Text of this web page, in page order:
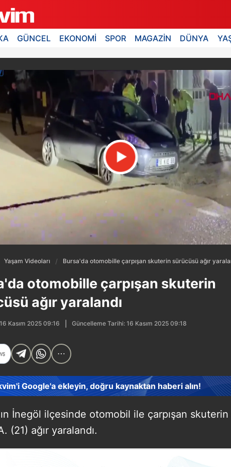
GÜNCEL EKONOMİ SPOR MAGAZİN DÜNYA
Yaşam Videoları Bursa'da otomobille çarpışan skuterin sürücüsü ağır
otomobille çarpışan skuterin
ağır yaralandı
Kasım 2025 09:16 Güncelleme Tarihi: 16 Kasım 2025 09:18
Google'a ekleyin, doğru kaynaktan haberi alın!
İnegöl ilçesinde otomobil ile çarpışan
(21) ağır yaralandı.